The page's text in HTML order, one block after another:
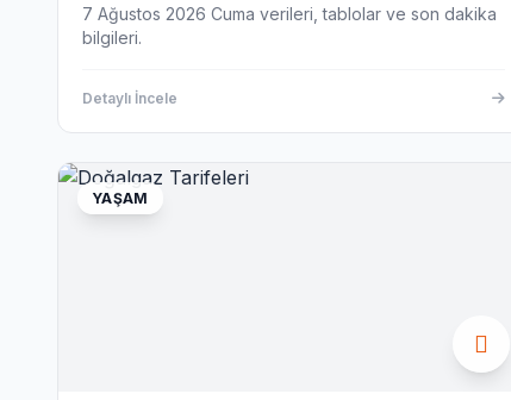
7 Ağustos 2026 Cuma verileri, tablolar ve son dakika
bilgileri.
Detaylı İncele
YAŞAM